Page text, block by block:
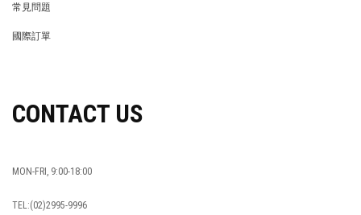
常見問題
國際訂單
CONTACT US
MON-FRI, 9:00-18:00
TEL:(02)2995-9996